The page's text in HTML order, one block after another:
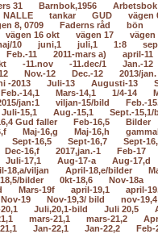
31 Barnbok,1956
NALLE tankar GUD vägen
8, 0709 Faderns råd bön
vägen 16 okt vägen 17 vägen
10 juni,1 juli,1 1:8
Feb.-11 2011-mars a) april-11
-11.nov -11.dec/1 Jan.-12
Nov.-12 Dec.-12 2013/jan.
-2013 Juli-13 Augusti-13
Feb.-14,1 Mars-14,1 1/4-14
jan:1 viljan-15/bild Feb.-
Juli-15,1 Aug.-15,1 Sept.-15,1/
Gud faller Feb-16,5 Bilder
Maj-16,g Maj-16,h
Sept-16,5 Sept-16,7 Sept-
Dec-16,f 2017,jan.-1 Feb-17
Juli-17,1 Aug-17-a Aug-17,d
18,a/viljan April-18,e/bilder
bilder 0kt-18,6 Nov-18a
Mars-19f april-19,1 april-
Nov-19 Nov-19,3/ bild nov-19,4
Juli,20,1-bild Juli 20,5
mars-21,1 mars-21,2
Jan-22,1 Jan-22,2 Feb-